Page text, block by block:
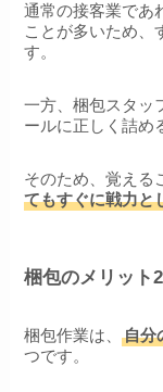
通常の接客業であ
ことが多いため、
す。
一方、梱包スタッ
ールに正しく詰め
そのため、覚える
てもすぐに戦力と
梱包のメリット
梱包作業は、自分
つです。